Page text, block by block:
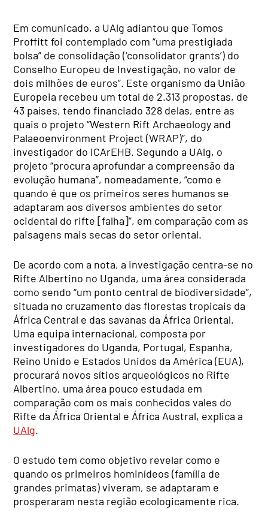
Em comunicado, a UAlg adiantou que Tomos
Proffitt foi contemplado com “uma prestigiada
bolsa” de consolidação (‘consolidator grants’) do
Conselho Europeu de Investigação, no valor de
dois milhões de euros”. Este organismo da União
Europeia recebeu um total de 2.313 propostas, de
43 países, tendo financiado 328 delas, entre as
quais o projeto “Western Rift Archaeology and
Palaeoenvironment Project (WRAP)”, do
investigador do ICArEHB. Segundo a UAlg, o
projeto “procura aprofundar a compreensão da
evolução humana”, nomeadamente, “como e
quando é que os primeiros seres humanos se
adaptaram aos diversos ambientes do setor
ocidental do rifte [falha]”, em comparação com as
paisagens mais secas do setor oriental.
De acordo com a nota, a investigação centra-se no
Rifte Albertino no Uganda, uma área considerada
como sendo “um ponto central de biodiversidade”,
situada no cruzamento das florestas tropicais da
África Central e das savanas da África Oriental.
Uma equipa internacional, composta por
investigadores do Uganda, Portugal, Espanha,
Reino Unido e Estados Unidos da América (EUA),
procurará novos sítios arqueológicos no Rifte
Albertino, uma área pouco estudada em
comparação com os mais conhecidos vales do
Rifte da África Oriental e África Austral, explica a
UAlg.
O estudo tem como objetivo revelar como e
quando os primeiros hominídeos (família de
grandes primatas) viveram, se adaptaram e
prosperaram nesta região ecologicamente rica.